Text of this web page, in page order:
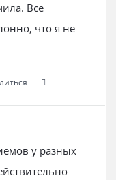
Всё
что я не
у разных